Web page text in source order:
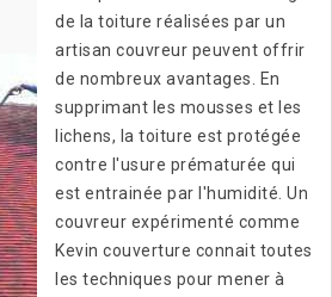
de la toiture réalisées par un
artisan couvreur peuvent offrir
de nombreux avantages. En
supprimant les mousses et les
lichens, la toiture est protégée
contre l'usure prématurée qui
est entrainée par l'humidité. Un
couvreur expérimenté comme
Kevin couverture connait toutes
les techniques pour mener à